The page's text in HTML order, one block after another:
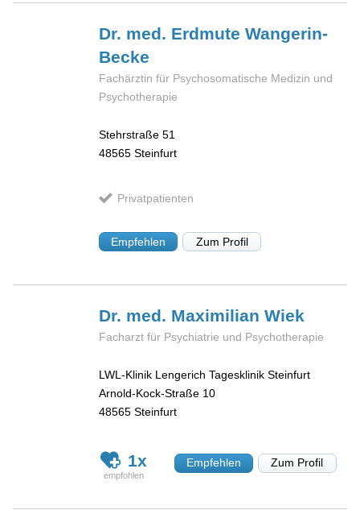
Dr. med. ErdmuteWangerin-
Becke
Fachärztin für Psychosomatische Medizin und
Psychotherapie
Stehrstraße 51
48565 Steinfurt
Privatpatienten
Empfehlen Zum Profil
Dr. med. MaximilianWiek
Facharzt für Psychiatrie und Psychotherapie
LWL-Klinik Lengerich Tagesklinik Steinfurt
Arnold-Kock-Straße 10
48565 Steinfurt
1x Empfehlen Zum Profil